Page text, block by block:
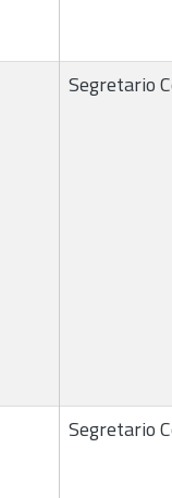
Segretario
Segretario